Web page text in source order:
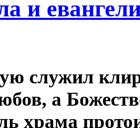
и
служил
а
храма